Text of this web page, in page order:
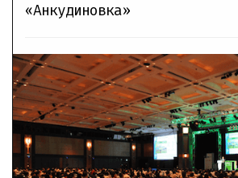
«Анкудиновка»